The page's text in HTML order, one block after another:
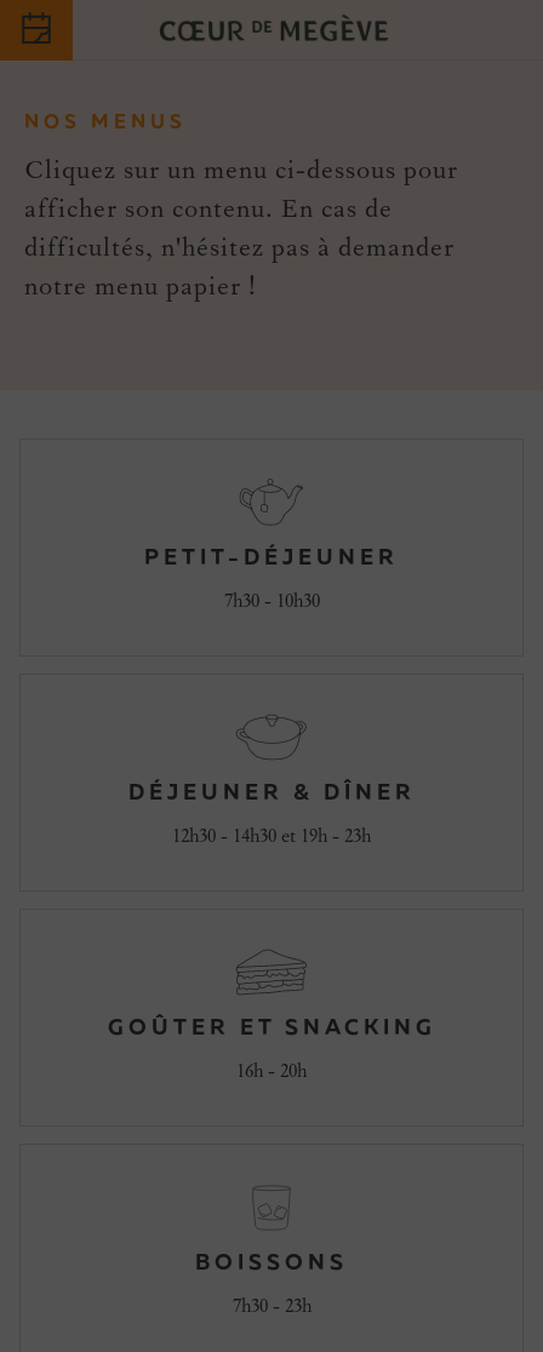
NOS MENUS
Cliquez sur un menu ci-dessous pour
afficher son contenu. En cas de
difficultés, n'hésitez pas à demander
notre menu papier !
PETIT-DÉJEUNER
7h30 - 10h30
DÉJEUNER & DÎNER
12h30 - 14h30 et 19h - 23h
GOÛTER ET SNACKING
16h - 20h
BOISSONS
7h30 - 23h